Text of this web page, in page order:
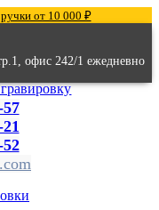
ручки от 10 000 ₽
офис 242/1 ежедневно
гравировку